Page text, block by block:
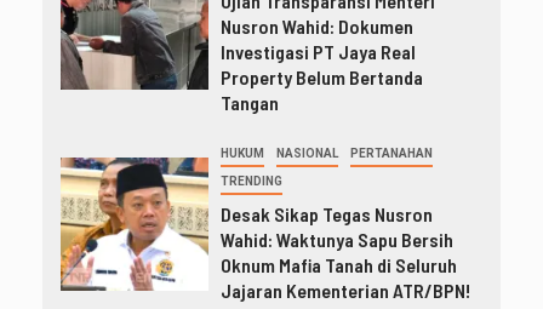
Nusron Wahid: Dokumen
Investigasi PT Jaya Real
Property Belum Bertanda
Tangan
HUKUM NASIONAL PERTANAHAN
TRENDING
Desak Sikap Tegas Nusron
Wahid: Waktunya Sapu Bersih
Oknum Mafia Tanah di Seluruh
Jajaran Kementerian ATR/BPN!